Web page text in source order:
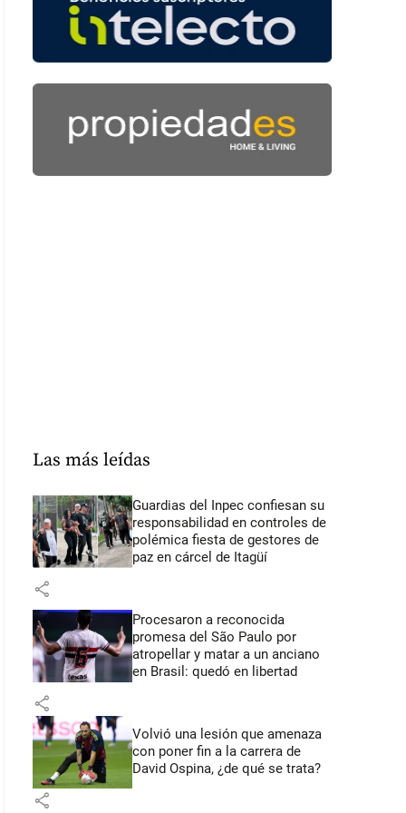
Las más leídas
Guardias del Inpec confiesan su
responsabilidad en controles de
polémica fiesta de gestores de
paz en cárcel de Itagüí
share
Procesaron a reconocida
promesa del São Paulo por
atropellar y matar a un anciano
en Brasil: quedó en libertad
share
Volvió una lesión que amenaza
con poner fin a la carrera de
David Ospina, ¿de qué se trata?
share